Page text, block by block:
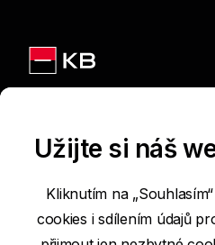
Podmínky používání
Užijte si náš
Kliknutím na
cookies i sdílením údajů